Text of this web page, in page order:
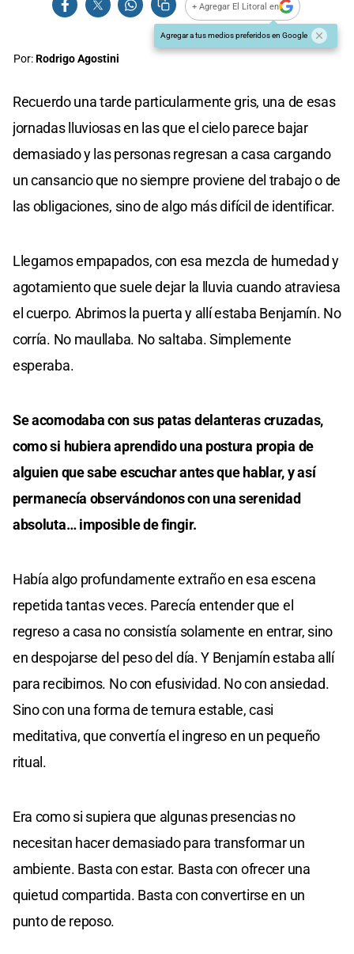
+ Agregar El Litoral en
Agregar a tus medios preferidos en Google
Por:Rodrigo Agostini
Recuerdo una tarde particularmente gris, una de esas
jornadas lluviosas en las que el cielo parece bajar
demasiado y las personas regresan a casa cargando
un cansancio que no siempre proviene del trabajo o de
las obligaciones, sino de algo más difícil de identificar.
Llegamos empapados, con esa mezcla de humedad y
agotamiento que suele dejar la lluvia cuando atraviesa
el cuerpo. Abrimos la puerta y allí estaba Benjamín. No
corría. No maullaba. No saltaba. Simplemente
esperaba.
Se acomodaba con sus patas delanteras cruzadas,
como si hubiera aprendido una postura propia de
alguien que sabe escuchar antes que hablar, y así
permanecía observándonos con una serenidad
absoluta… imposible de fingir.
Había algo profundamente extraño en esa escena
repetida tantas veces. Parecía entender que el
regreso a casa no consistía solamente en entrar, sino
en despojarse del peso del día. Y Benjamín estaba allí
para recibirnos. No con efusividad. No con ansiedad.
Sino con una forma de ternura estable, casi
meditativa, que convertía el ingreso en un pequeño
ritual.
Era como si supiera que algunas presencias no
necesitan hacer demasiado para transformar un
ambiente. Basta con estar. Basta con ofrecer una
quietud compartida. Basta con convertirse en un
punto de reposo.